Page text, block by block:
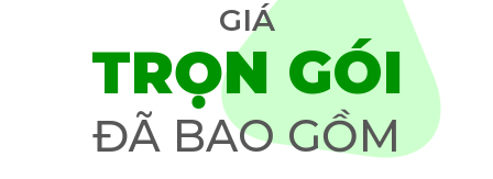
GIÁ
TRỌN GÓI
ĐÃ BAO GỒM